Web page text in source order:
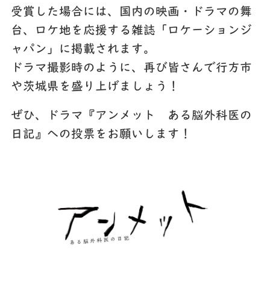
受賞した場合には、国内の映画・ドラマの舞
台、ロケ地を応援する雑誌「ロケーションジ
ャパン」に掲載されます。
ドラマ撮影時のように、再び皆さんで行方市
や茨城県を盛り上げましょう！
ぜひ、ドラマ
『アンメット ある脳外科医の
日記』 への投票 をお願いします！